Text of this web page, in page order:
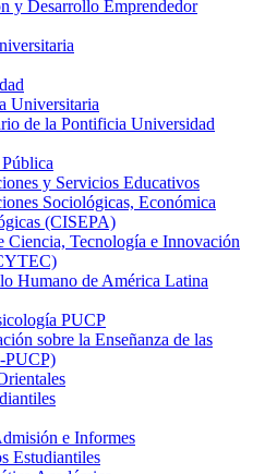
y Desarrollo Emprendedor
Universitaria
de la Pontificia Universidad
y Servicios Educativos
Sociológicas, Económica
(CISEPA)
Ciencia, Tecnología e Innovación
Humano de América Latina
PUCP
sobre la Enseñanza de las
PUCP)
e Informes
Estudiantiles